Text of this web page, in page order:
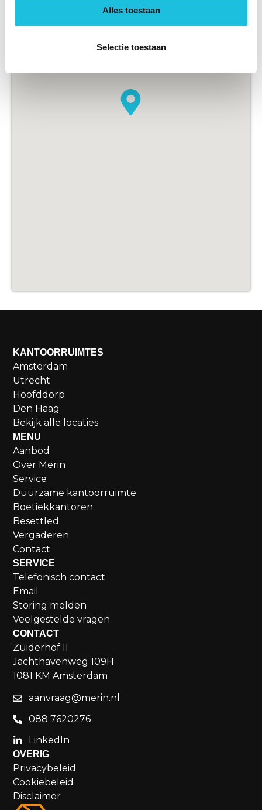
Alles toestaan
Selectie toestaan
KANTOORRUIMTES
Amsterdam
Utrecht
Hoofddorp
Den Haag
Bekijk alle locaties
MENU
Aanbod
Over Merin
Service
Duurzame kantoorruimte
Boetiekkantoren
Besettled
Vergaderen
Contact
SERVICE
Telefonisch contact
Email
Storing melden
Veelgestelde vragen
CONTACT
Zuiderhof II
Jachthavenweg 109H
1081 KM Amsterdam
aanvraag@merin.nl
088 7620276
LinkedIn
OVERIG
Privacybeleid
Cookiebeleid
Disclaimer